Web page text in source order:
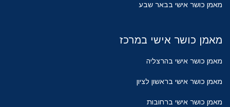
מאמן כושר אישי בבאר שבע
מאמן כושר אישי במרכז
מאמן כושר אישי בהרצליה
מאמן כושר אישי בראשון לציון
מאמן כושר אישי ברחובות